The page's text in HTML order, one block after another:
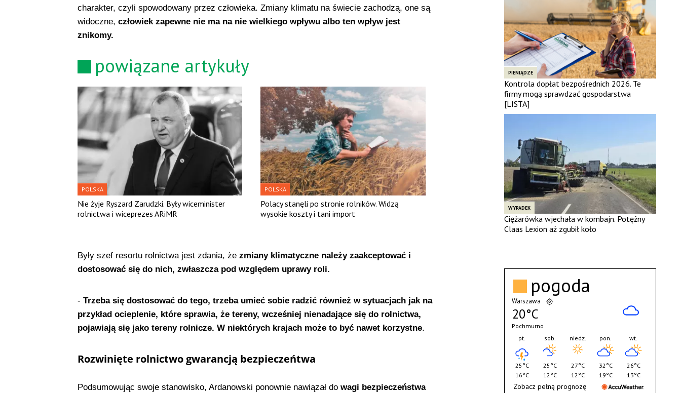
charakter, czyli spowodowany przez człowieka. Zmiany klimatu na świecie zachodzą, one są
widoczne, człowiek zapewne nie ma na nie wielkiego wpływu albo ten wpływ jest
znikomy.
powiązane artykuły
POLSKA
Nie żyje Ryszard Zarudzki. Były wiceminister
rolnictwa i wiceprezes ARiMR
POLSKA
Polacy stanęli po stronie rolników. Widzą
wysokie koszty i tani import
Były szef resortu rolnictwa jest zdania, żezmiany klimatyczne należy zaakceptować i
dostosować się do nich, zwłaszcza pod względem uprawy roli.
- Trzeba się dostosować do tego, trzeba umieć sobie radzić również w sytuacjach jak na
przykład ocieplenie, które sprawia, że tereny, wcześniej nienadające się do rolnictwa,
pojawiają się jako tereny rolnicze. W niektórych krajach może to być nawet korzystne.
Rozwinięte rolnictwo gwarancją bezpieczeńtwa
Podsumowując swoje stanowisko, Ardanowski ponownie nawiązał dowagi bezpieczeństwa
PIENIĄDZE
Kontrola dopłat bezpośrednich 2026. Te
firmy mogą sprawdzać gospodarstwa
[LISTA]
WYPADEK
Ciężarówka wjechała w kombajn. Potężny
Claas Lexion aż zgubił koło
pogoda
Warszawa
20°C
Pochmurno
pt.
25°C
16°C
sob.
25°C
12°C
niedz.
27°C
12°C
pon.
32°C
19°C
wt.
26°C
13°C
Zobacz pełną prognozę